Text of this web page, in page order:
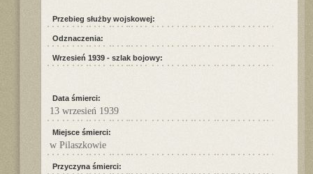
Przebieg służby wojskowej:
Odznaczenia:
Wrzesień 1939 - szlak bojowy:
Data śmierci:
13 wrzesień 1939
Miejsce śmierci:
w Pilaszkowie
Przyczyna śmierci: